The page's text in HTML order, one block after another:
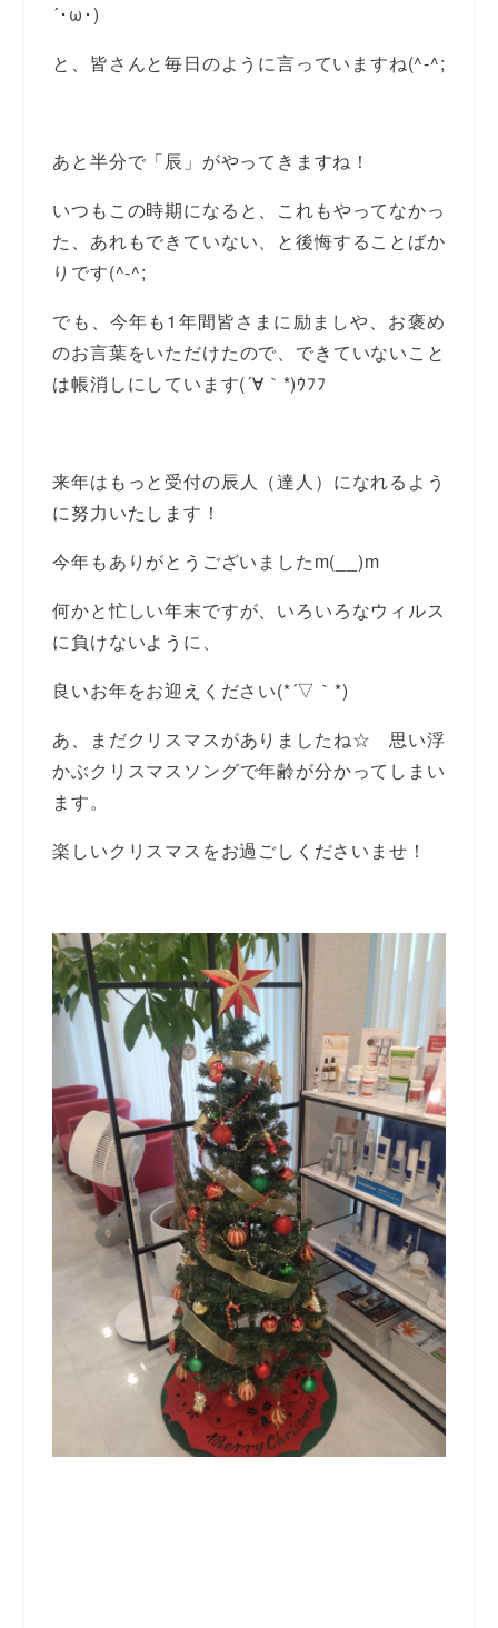
´･ω･)
と、皆さんと毎日のように言っていますね(^-^;
あと半分で「辰」がやってきますね！
いつもこの時期になると、これもやってなかっ
た、あれもできていない、と後悔することばか
りです(^-^;
でも、今年も1年間皆さまに励ましや、お褒め
のお言葉をいただけたので、できていないこと
は帳消しにしています(´∀｀*)ｳﾌﾌ
来年はもっと受付の辰人（達人）になれるよう
に努力いたします！
今年もありがとうございましたm(__)m
何かと忙しい年末ですが、いろいろなウィルス
に負けないように、
良いお年をお迎えください(*´▽｀*)
あ、まだクリスマスがありましたね☆ 思い浮
かぶクリスマスソングで年齢が分かってしまい
ます。
楽しいクリスマスをお過ごしくださいませ！